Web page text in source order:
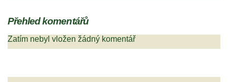
Přehled komentářů
Zatím nebyl vložen žádný komentář